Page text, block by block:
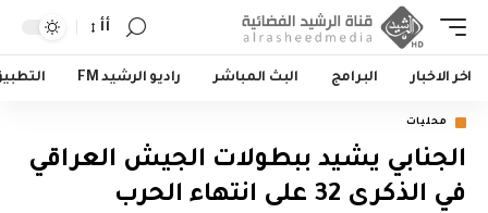
أأ
اخر الاخبار البرامج البث المباشر راديو الرشيد FM
محليات
الجنابي يشيد ببطولات الجيش العراقي
في الذكرى 32 على انتهاء الحرب